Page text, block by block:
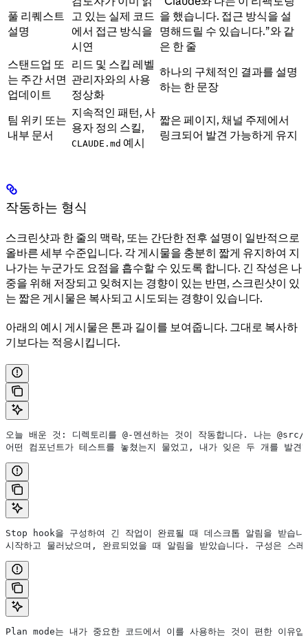
풀 리퀘스트
설명
고 있는 실제 코드
에서 접근 방식을
시연
을 했습니다. 접근 방식을 설
명해드릴 수 있습니다.”와 같
은 한 줄
스탠드업 또
는 주간 서면
업데이트
리드 및 스킵 레벨
관리자와의 사용
정상화
하나의 구체적인 결과를 설명
하는 한 문장
팀 위키 또는
내부 문서
지속적인 패턴, 사
용자 정의 스킬,
CLAUDE.md 예시
짧은 페이지, 채널 주제에서
링크되어 발견 가능하게 유지
작동하는 형식
스크린샷과 한 줄의 맥락, 또는 간단한 전후 설명이 일반적으로
올바른 세부 수준입니다. 각 게시물을 충분히 짧게 유지하여 지
나가는 누군가도 요점을 흡수할 수 있도록 합니다. 긴 작성은 나
중을 위해 저장되고 잊혀지는 경향이 있는 반면, 스크린샷이 있
는 짧은 게시물은 복사되고 시도되는 경향이 있습니다.
아래의 예시 게시물은 톤과 길이를 보여줍니다. 그대로 복사하
기보다는 적응시킵니다.
오늘 배운 것: 디렉토리를 @-멘션하는 것이 작동합니다. 나는
어떤 컴포넌트가 테스트를 놓쳤는지 물었고, 내가 잊은 두 개를 발견
Stop hook을 구성하여 긴 작업이 완료될 때 데스크톱 알림을 받습니
시작하고 물러났으며, 완료되었을 때 알림을 받았습니다. 구성은 스
Plan mode는 내가 중요한 코드에서 이를 사용하는 것이 편한 이유입